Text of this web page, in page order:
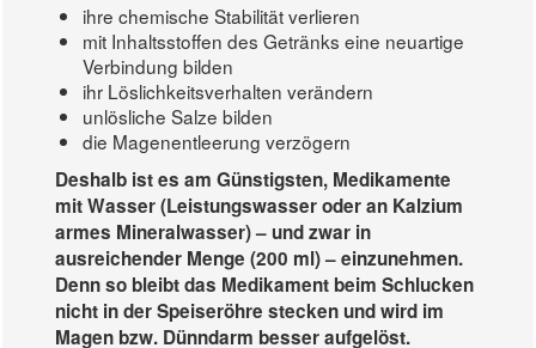
ihre chemische Stabilität verlieren
mit Inhaltsstoffen des Getränks eine neuartige
Verbindung bilden
ihr Löslichkeitsverhalten verändern
unlösliche Salze bilden
die Magenentleerung verzögern
Deshalb ist es am Günstigsten, Medikamente
mit Wasser (Leistungswasser oder an Kalzium
armes Mineralwasser) – und zwar in
ausreichender Menge (200 ml) – einzunehmen.
Denn so bleibt das Medikament beim Schlucken
nicht in der Speiseröhre stecken und wird im
Magen bzw. Dünndarm besser aufgelöst.